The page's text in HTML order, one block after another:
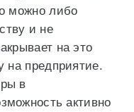
можно либо
и не
на это
на предприятие.
в
активно